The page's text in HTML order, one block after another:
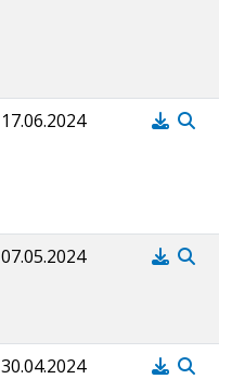
17.06.2024
07.05.2024
30.04.2024